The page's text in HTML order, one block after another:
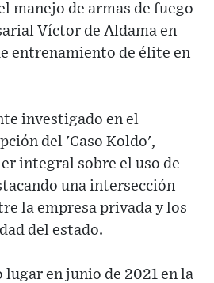
manejo de armas de fuego
Víctor de Aldama en
entrenamiento de élite en
investigado en el
del 'Caso Koldo',
integral sobre el uso de
una intersección
la empresa privada y los
del estado.
en junio de 2021 en la